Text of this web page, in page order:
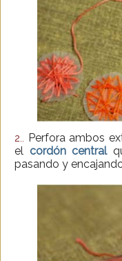
2.. Perfora ambos
el cordón central
pasando y